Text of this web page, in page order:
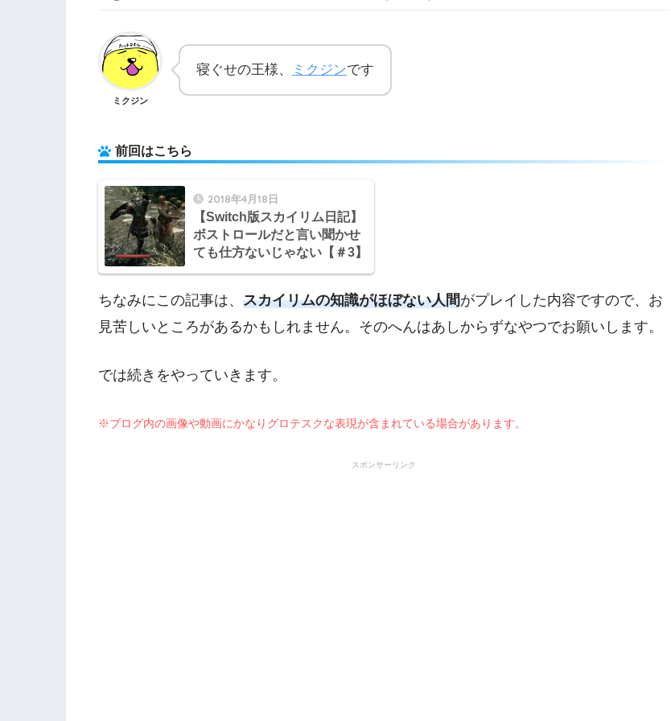
ミクジン
寝ぐせの王様、 ミクジンです
前回はこちら
2018年4月18日
【Switch版スカイリム日記】
ボストロールだと言い聞かせ
ても仕方ないじゃない【＃3】
ちなみにこの記事は、 スカイリムの知識がほぼない人間がプレイした内容ですので、お
見苦しいところがあるかもしれません。そのへんはあしからずなやつでお願いします。
では続きをやっていきます。
※ブログ内の画像や動画にかなりグロテスクな表現が含まれている場合があります。
スポンサーリンク